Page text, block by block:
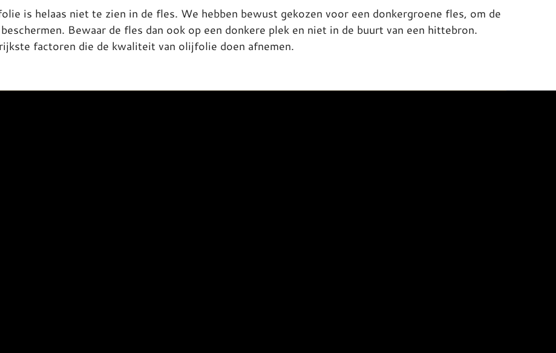
is helaas niet te zien in de fles. We hebben bewust gekozen voor een donkergroene fles, om de
Bewaar de fles dan ook op een donkere plek en niet in de buurt van een hittebron.
factoren die de kwaliteit van olijfolie doen afnemen.